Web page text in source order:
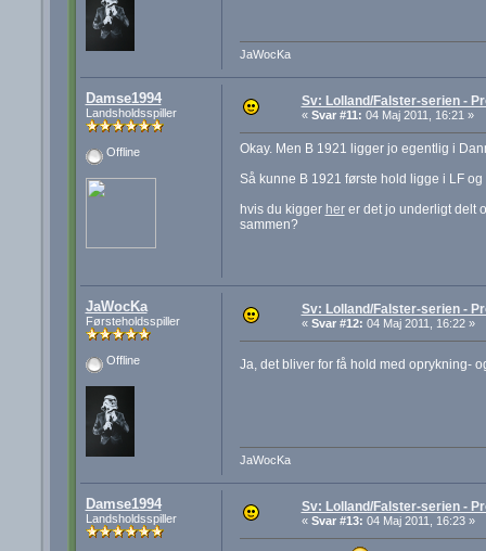
JaWocKa
Damse1994
Landsholdsspiller
Offline
Sv: Lolland/Falster-serien -
« Svar #11: 04 Maj 2011, 16:21 »
Okay. Men B 1921 ligger jo egentlig i
Så kunne B 1921 første hold ligge i LF
hvis du kigger herer det jo underligt delt
sammen?
JaWocKa
Førsteholdsspiller
Offline
Sv: Lolland/Falster-serien -
« Svar #12: 04 Maj 2011, 16:22 »
Ja, det bliver for få hold med oprykning-
JaWocKa
Damse1994
Landsholdsspiller
Sv: Lolland/Falster-serien -
« Svar #13: 04 Maj 2011, 16:23 »